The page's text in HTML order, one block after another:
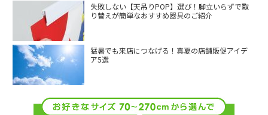
失敗しない【天吊りPOP】選び！脚立いらずで取
り替えが簡単なおすすめ器具のご紹介
猛暑でも来店につなげる！真夏の店舗販促アイデ
ア5選